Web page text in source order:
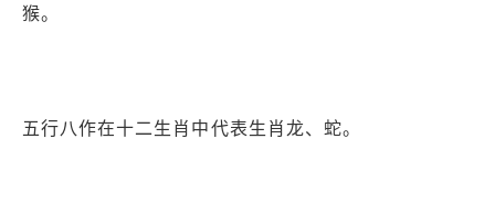
猴。
五行八作在十二生肖中代表生肖龙、蛇。